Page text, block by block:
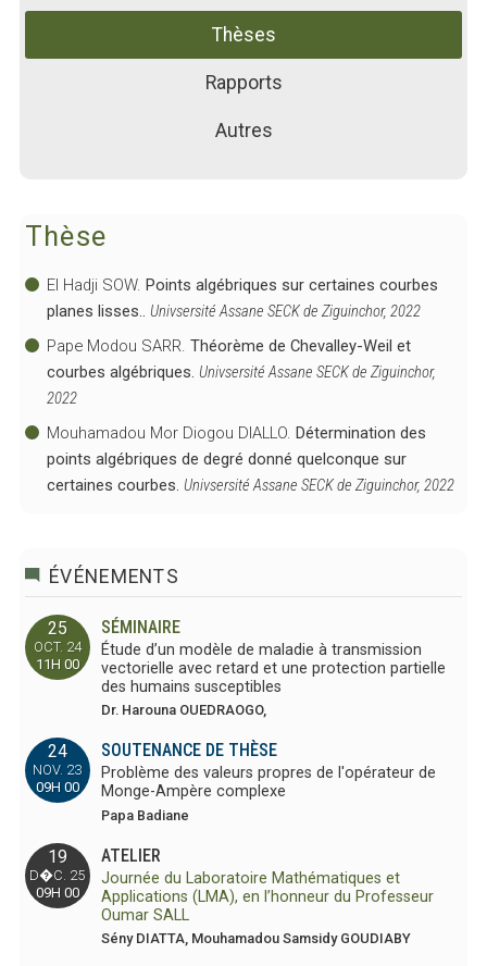
Thèses
Rapports
Autres
Thèse
El Hadji SOW. Points algébriques sur certaines courbes
planes lisses.. Univsersité Assane SECK de Ziguinchor, 2022
Pape Modou SARR. Théorème de Chevalley-Weil et
courbes algébriques. Univsersité Assane SECK de Ziguinchor,
2022
Mouhamadou Mor Diogou DIALLO. Détermination des
points algébriques de degré donné quelconque sur
certaines courbes. Univsersité Assane SECK de Ziguinchor, 2022
ÉVÉNEMENTS
25
OCT. 24
11H 00
SÉMINAIRE
Étude d’un modèle de maladie à transmission
vectorielle avec retard et une protection partielle
des humains susceptibles
Dr. Harouna OUEDRAOGO,
24
NOV. 23
09H 00
SOUTENANCE DE THÈSE
Problème des valeurs propres de l'opérateur de
Monge-Ampère complexe
Papa Badiane
19
D�C. 25
09H 00
ATELIER
Journée du Laboratoire Mathématiques et
Applications (LMA), en l’honneur du Professeur
Oumar SALL
Sény DIATTA, Mouhamadou Samsidy GOUDIABY